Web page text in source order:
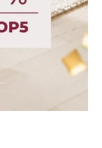
1 de 4 2 de 4
la diapositive 3
Charger la